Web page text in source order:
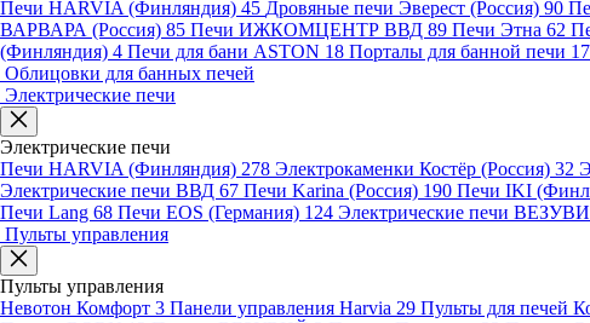
Печи HARVIA (Финляндия) 45 Дровяные печи Эверест (Россия) 90
ВАРВАРА (Россия) 85 Печи ИЖКОМЦЕНТР ВВД 89 Печи Этна 62
(Финляндия) 4 Печи для бани ASTON 18 Порталы для банной печи 17
Облицовки для банных печей
Электрические печи
Электрические печи
Печи HARVIA (Финляндия) 278 Электрокаменки Костёр (Россия) 32
Электрические печи ВВД 67 Печи Karina (Россия) 190 Печи IKI
Печи Lang 68 Печи EOS (Германия) 124 Электрические печи
Пульты управления
Пульты управления
Невотон Комфорт 3 Панели управления Harvia 29 Пульты для печей